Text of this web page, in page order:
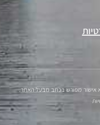
אישור מפורש בכתב מבעל האתר.